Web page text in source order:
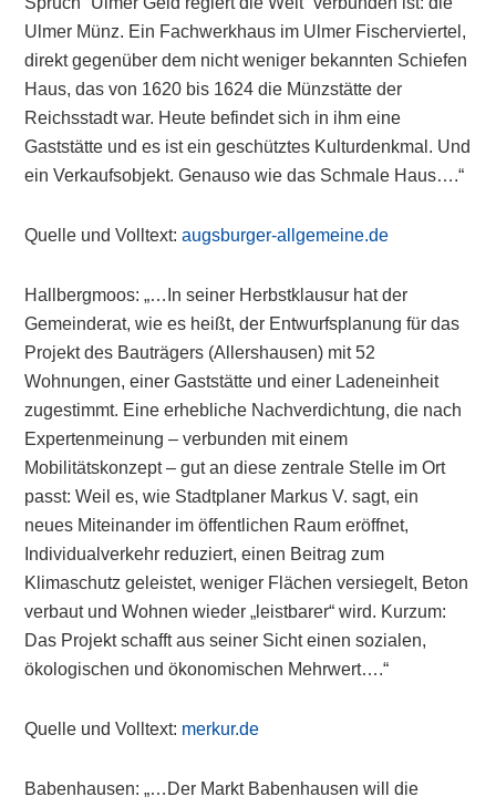
Ulmer Münz. Ein Fachwerkhaus im Ulmer Fischerviertel,
direkt gegenüber dem nicht weniger bekannten Schiefen
Haus, das von 1620 bis 1624 die Münzstätte der
Reichsstadt war. Heute befindet sich in ihm eine
Gaststätte und es ist ein geschütztes Kulturdenkmal. Und
ein Verkaufsobjekt. Genauso wie das Schmale Haus….“
Quelle und Volltext:augsburger-allgemeine.de
Hallbergmoos: „…In seiner Herbstklausur hat der
Gemeinderat, wie es heißt, der Entwurfsplanung für das
Projekt des Bauträgers (Allershausen) mit 52
Wohnungen, einer Gaststätte und einer Ladeneinheit
zugestimmt. Eine erhebliche Nachverdichtung, die nach
Expertenmeinung – verbunden mit einem
Mobilitätskonzept – gut an diese zentrale Stelle im Ort
passt: Weil es, wie Stadtplaner Markus V. sagt, ein
neues Miteinander im öffentlichen Raum eröffnet,
Individualverkehr reduziert, einen Beitrag zum
Klimaschutz geleistet, weniger Flächen versiegelt, Beton
verbaut und Wohnen wieder „leistbarer“ wird. Kurzum:
Das Projekt schafft aus seiner Sicht einen sozialen,
ökologischen und ökonomischen Mehrwert….“
Quelle und Volltext: merkur.de
Babenhausen: „…Der Markt Babenhausen will die